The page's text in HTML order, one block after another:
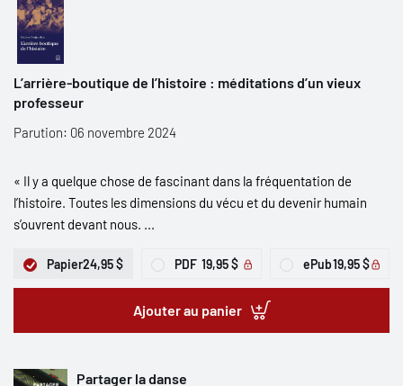
L’arrière-boutique de l’histoire : méditations d’un vieux
professeur
Parution: 06 novembre 2024
« Il y a quelque chose de fascinant dans la fréquentation de
l’histoire. Toutes les dimensions du vécu et du devenir humain
s’ouvrent devant nous. ...
Papier24,95 $ PDF 19,95 $ ePub19,95 $
Ajouter au panier
Partager la danse